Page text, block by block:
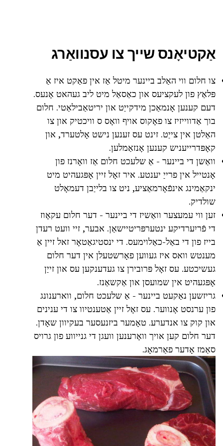
אַקטיאָנס שייך צו עסנוואַרג
צו חלום ווי האַלב ביינער מיטל אַז אין פאַקט איז אַ
פּלאַץ פון לעקציעס און כאַסאַל מיט ליב געהאט אָנעס.
דעם קענען אָנמאַכן מידקייַט און יריטאַבילאַטי. חלום
בוך אַדווייזיז צו פאָקוס אויף וואָס ס וויכטיק און צו
האַלטן אין צייַט. זינט עס זענען נישט אָלטערד, און
קאָפּדרייעניש קענען אָנזאַמלען.
וואַשן די ביינער - אַ שלעכט חלום אַז וואָרנז פון
אָנטייל אין פרייַ יענטע. איר זאָל זיין אָפּגעהיט מיט
ינקאַמינג אינפֿאָרמאַציע, ניט צו בלייַבן דעמאָלט
שולדיק.
זען ווי עמעצער וואַשיז די ביינער - דער חלום עקאָוז
די פֿריִערדיקע ינטערפּריטיישאַן. אבער, זיי וועט רעדן
בייז פון די באַל-כאַלוימעס. די ינסטיגאַטאָר זאל זיין אַ
מענטש וואס איז געווען פאָרשטעלן אין דער חלום
געשיכטע. עס זאָל פּרובירן צו געדענקען עס און זייַן
אָפּגעהיט אין שמועסן און אַקשאַנז.
גריזשען נאַקעט ביינער - אַ שלעכט חלום, ווארענונג
פון ערנסט אָנווער. עס זאָל זיין אַטענטיוו צו די ענינים
און קוק צו אנדערע. טאָמער ביזנעסער בעקיוון שאָדן.
דער חלום קען אויך וואָרענען וועגן די גנייווע פון גרויס
סאַמז אָדער פאַרמאָג.